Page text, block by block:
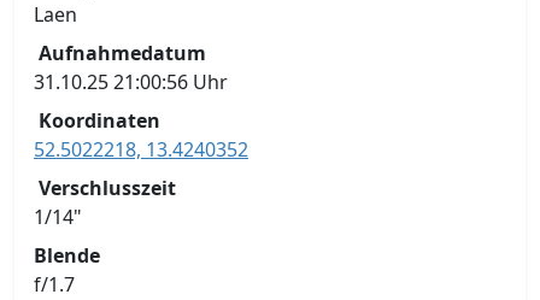
Laen
Aufnahmedatum
31.10.25 21:00:56 Uhr
Koordinaten
52.5022218, 13.4240352
Verschlusszeit
1/14"
Blende
f/1.7